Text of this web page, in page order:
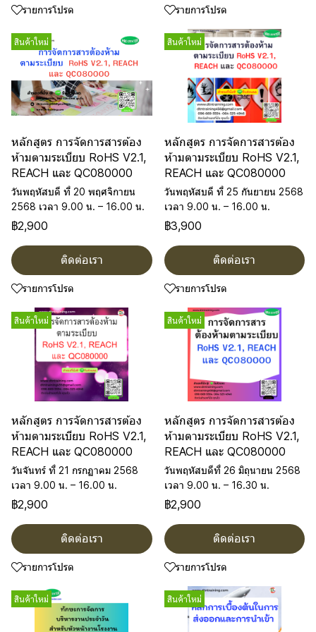
รายการโปรด รายการโปรด
สินค้าใหม่
หลักสูตร การจัดการสารต้อง
ห้ามตามระเบียบ RoHS V2.1,
REACH และ QC080000
วันพฤหัสบดี ที่ 20 พฤศจิกายน
2568 เวลา 9.00 น. – 16.00 น.
฿2,900
ติดต่อเรา
รายการโปรด
สินค้าใหม่
หลักสูตร การจัดการสารต้อง
ห้ามตามระเบียบ RoHS V2.1,
REACH และ QC080000
วันพฤหัสบดี ที่ 25 กันยายน 2568
เวลา 9.00 น. – 16.00 น.
฿3,900
ติดต่อเรา
รายการโปรด
สินค้าใหม่
หลักสูตร การจัดการสารต้อง
ห้ามตามระเบียบ RoHS V2.1,
REACH และ QC080000
วันจันทร์ ที่ 21 กรกฏาคม 2568
เวลา 9.00 น. – 16.00 น.
฿2,900
ติดต่อเรา
รายการโปรด
สินค้าใหม่
หลักสูตร การจัดการสารต้อง
ห้ามตามระเบียบ RoHS V2.1,
REACH และ QC080000
วันพฤหัสบดีที่ 26 มิถุนายน 2568
เวลา 9.00 น. – 16.30 น.
฿2,900
ติดต่อเรา
รายการโปรด
สินค้าใหม่ สินค้าใหม่